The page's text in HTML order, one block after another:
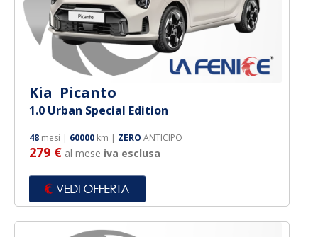
Kia Picanto
1.0 Urban Special Edition
48 mesi | 60000 km | ZERO ANTICIPO
279 € al mese iva esclusa